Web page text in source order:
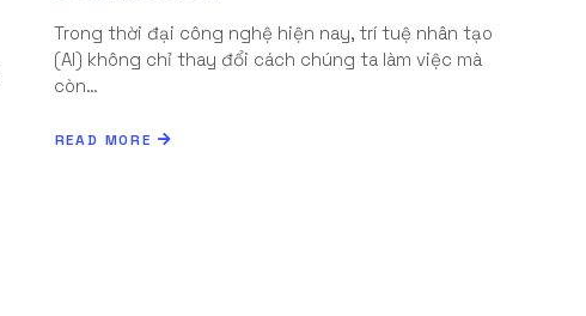
Trong thời đại công nghệ hiện nay, trí tuệ nhân tạo
(AI) không chỉ thay đổi cách chúng ta làm việc mà
còn…
READ MORE